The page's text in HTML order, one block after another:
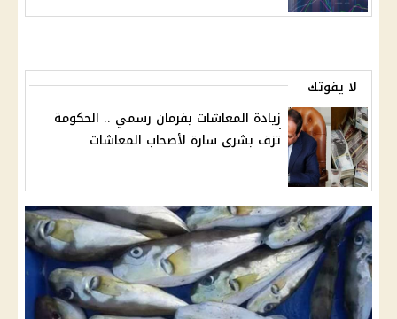
لا يفوتك
زيادة المعاشات بفرمان رسمي .. الحكومة
تزف بشرى سارة لأصحاب المعاشات